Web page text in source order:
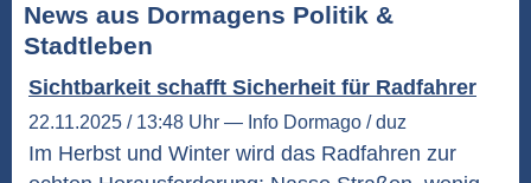
News aus Dormagens Politik &
Stadtleben
Sichtbarkeit schafft Sicherheit für Radfahrer
22.11.2025 / 13:48 Uhr — Info Dormago / duz
Im Herbst und Winter wird das Radfahren zur